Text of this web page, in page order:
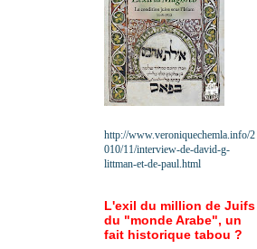
http://www.veroniquechemla.info/2
010/11/interview-de-david-g-
littman-et-de-paul.html
L'exil du million de Juifs
du "monde Arabe", un
fait historique tabou ?